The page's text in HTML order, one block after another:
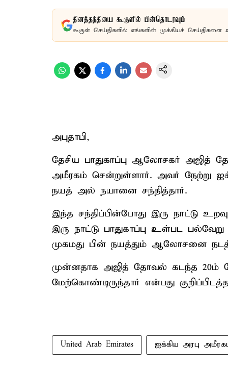
தினத்தந்தியை கூகுளில் பின்தொடரவும்
கூகுள் செய்திகளில் எங்களின் முக்கியச் செய்திகளை
அபுதாபி,
தேசிய பாதுகாப்பு ஆலோசகர் அஜித்
அமீரகம் சென்றுள்ளார். அவர் நேற்று
நயத் அல் நயானை சந்தித்தார்.
இந்த சந்திப்பின்போது இரு நாட்டு
இரு நாட்டு பாதுகாப்பு உள்பட
முகமது பின் நயத்தும் ஆலோசனை
முன்னதாக அஜித் தோவல் கடந்த 20ம்
மேற்கொண்டிருந்தார் என்பது
United Arab Emirates ஐக்கிய அரபு